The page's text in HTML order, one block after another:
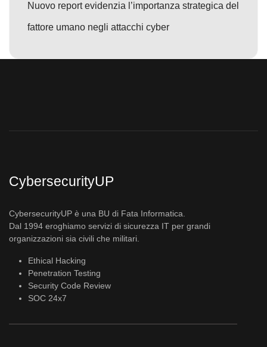
Nuovo report evidenzia l’importanza strategica del
fattore umano negli attacchi cyber
CybersecurityUP
CybersecurityUP è una BU di Fata Informatica.
Dal 1994 eroghiamo servizi di sicurezza IT per grandi
organizzazioni sia civili che militari.
Ethical Hacking
Penetration Testing
Security Code Review
SOC 24x7